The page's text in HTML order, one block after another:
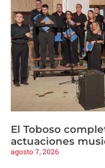
El Toboso
actuaciones
agosto 7, 2026